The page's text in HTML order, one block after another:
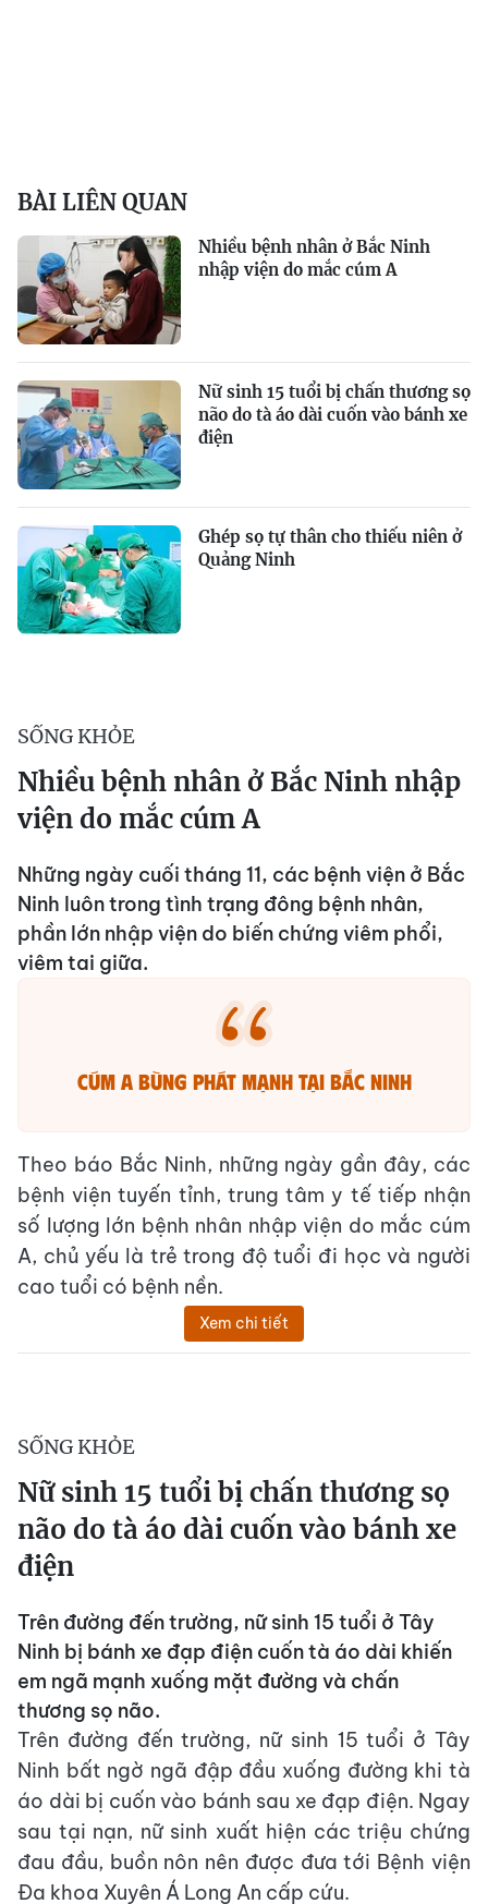
BÀI LIÊN QUAN
Nhiều bệnh nhân ở Bắc Ninh
nhập viện do mắc cúm A
Nữ sinh 15 tuổi bị chấn thương sọ
não do tà áo dài cuốn vào bánh xe
điện
Ghép sọ tự thân cho thiếu niên ở
Quảng Ninh
SỐNG KHỎE
Nhiều bệnh nhân ở Bắc Ninh nhập
viện do mắc cúm A
Những ngày cuối tháng 11, các bệnh viện ở Bắc
Ninh luôn trong tình trạng đông bệnh nhân,
phần lớn nhập viện do biến chứng viêm phổi,
viêm tai giữa.
Cúm A bùng phát mạnh tại Bắc Ninh
Theo báo Bắc Ninh, những ngày gần đây, các
bệnh viện tuyến tỉnh, trung tâm y tế tiếp nhận
số lượng lớn bệnh nhân nhập viện do mắc cúm
A, chủ yếu là trẻ trong độ tuổi đi học và người
cao tuổi có bệnh nền.
Xem chi tiết
SỐNG KHỎE
Nữ sinh 15 tuổi bị chấn thương sọ
não do tà áo dài cuốn vào bánh xe
điện
Trên đường đến trường, nữ sinh 15 tuổi ở Tây
Ninh bị bánh xe đạp điện cuốn tà áo dài khiến
em ngã mạnh xuống mặt đường và chấn
thương sọ não.
Trên đường đến trường, nữ sinh 15 tuổi ở Tây
Ninh bất ngờ ngã đập đầu xuống đường khi tà
áo dài bị cuốn vào bánh sau xe đạp điện. Ngay
sau tại nạn, nữ sinh xuất hiện các triệu chứng
đau đầu, buồn nôn nên được đưa tới Bệnh viện
Đa khoa Xuyên Á Long An cấp cứu.